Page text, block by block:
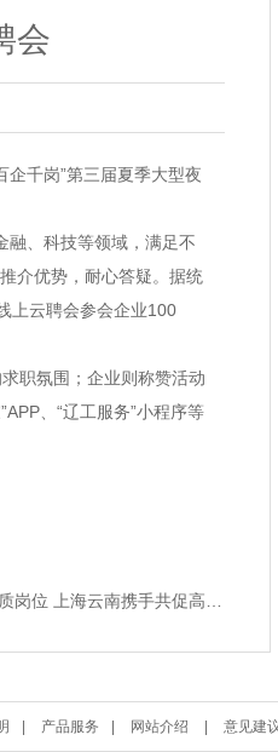
会
千岗”第三届夏季大型夜
融、科技等领域，满足不
介优势，耐心答疑。据统
上云聘会参会企业100
职氛围；企业则称赞活动
、“辽工服务”小程序等
上海云南携手共促高校毕业生就业
产品服务 网站介绍 意见建